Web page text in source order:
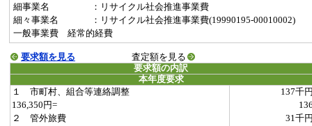
細事業名
：リサイクル社会推進事業費
細々事業名
：リサイクル社会推進事業費(19990195-00010002)
一般事業費 経常的経費
要求額を見る
査定額を見る
要求額の内訳
本年度要求
１ 市町村、組合等連絡調整
137千
136,350円=
２ 管外旅費
31千